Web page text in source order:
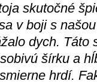
skutočné
v boji s
dych. Táto
šírku a
hrdí.